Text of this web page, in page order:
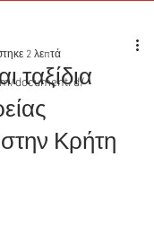
document/d/
ταξίδια
Κρήτη
2 λεπτά